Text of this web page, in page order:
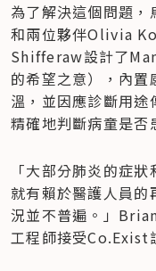
為了解決這個問題
和兩位夥伴Olivia
Shifferaw設計了
的希望之意），內置
溫，並因應診斷用
精確地判斷病童是否
「大部分肺炎的症
就有賴於醫護人員的
況並不普遍。」
工程師接受Co.Exist